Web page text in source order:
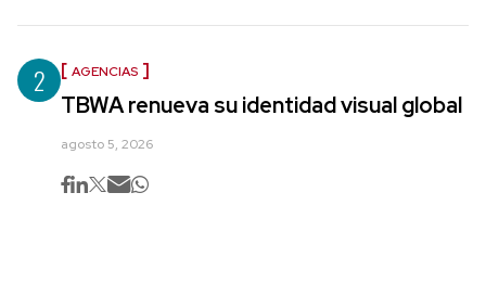
2 AGENCIAS
TBWA renueva su identidad visual global
agosto 5, 2026